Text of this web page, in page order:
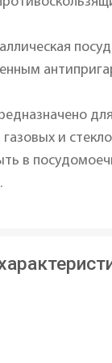
для
газовых и
в